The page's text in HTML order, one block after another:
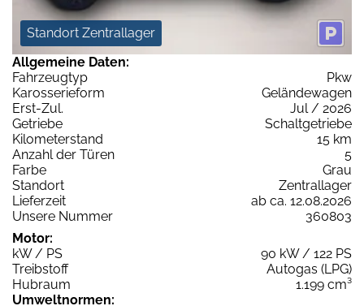
Standort Zentrallager
Allgemeine Daten:
Fahrzeugtyp
Pkw
Karosserieform
Geländewagen
Erst-Zul.
Jul / 2026
Getriebe
Schaltgetriebe
Kilometerstand
15 km
Anzahl der Türen
5
Farbe
Grau
Standort
Zentrallager
Lieferzeit
ab ca. 12.08.2026
Unsere Nummer
360803
Motor:
kW / PS
90 kW / 122 PS
Treibstoff
Autogas (LPG)
Hubraum
1.199 cm³
Umweltnormen: